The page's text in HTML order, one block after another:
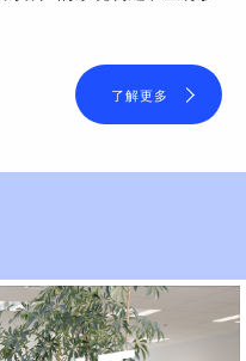
了解更多